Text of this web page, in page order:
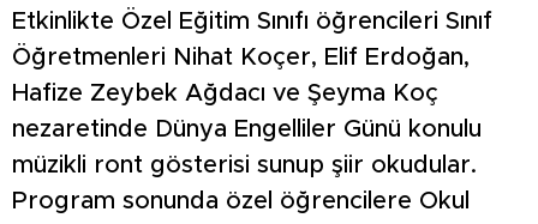
Etkinlikte Özel Eğitim Sınıfı öğrencileri Sınıf
Öğretmenleri Nihat Koçer, Elif Erdoğan,
Hafize Zeybek Ağdacı ve Şeyma Koç
nezaretinde Dünya Engelliler Günü konulu
müzikli ront gösterisi sunup şiir okudular.
Program sonunda özel öğrencilere Okul